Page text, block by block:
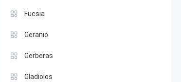
Fucsia
Geranio
Gerberas
Gladiolos